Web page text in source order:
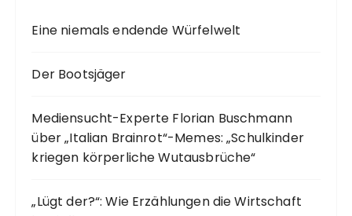
Eine niemals endende Würfelwelt
Der Bootsjäger
Mediensucht-Experte Florian Buschmann
über „Italian Brainrot“-Memes: „Schulkinder
kriegen körperliche Wutausbrüche“
„Lügt der?“: Wie Erzählungen die Wirtschaft